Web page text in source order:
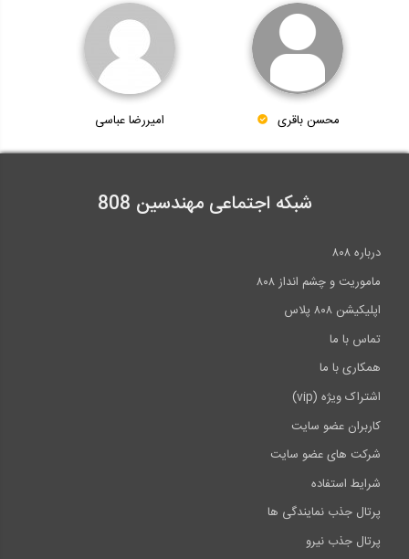
محسن باقری امیررضا عباسی
شبکه اجتماعی مهندسین 808
درباره ۸۰۸
ماموریت و چشم انداز ۸۰۸
اپلیکیشن ۸۰۸ پلاس
تماس با ما
همکاری با ما
اشتراک ویژه (vip)
کاربران عضو سایت
شرکت های عضو سایت
شرایط استفاده
پرتال جذب نمایندگی ها
پرتال جذب نیرو